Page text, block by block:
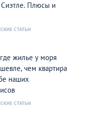
Плюсы и
СТАТЬИ
жилье у моря
чем квартира
наших
СТАТЬИ